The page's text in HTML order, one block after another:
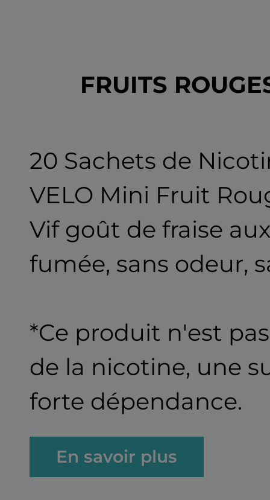
FRUITS
20 Sachets de
VELO Mini Fruit
Vif goût de fraise
fumée, sans odeur,
*Ce produit n'est
de la nicotine, une
forte dépendance.
En savoir plus